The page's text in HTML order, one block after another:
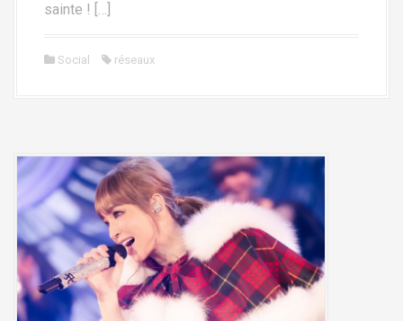
sainte ! […]
Social réseaux